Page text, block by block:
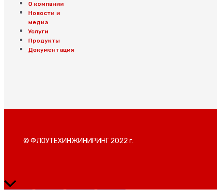
О компании
Новости и
медиа
Услуги
Продукты
Документация
© ФЛОУТЕХИНЖИНИРИНГ 2022 г.